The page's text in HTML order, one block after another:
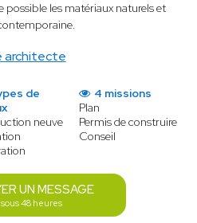
architecte
les matériaux naturels et
de
neuve
4 missions
Plan
Permis de construire
Conseil
UN MESSAGE
48 heures